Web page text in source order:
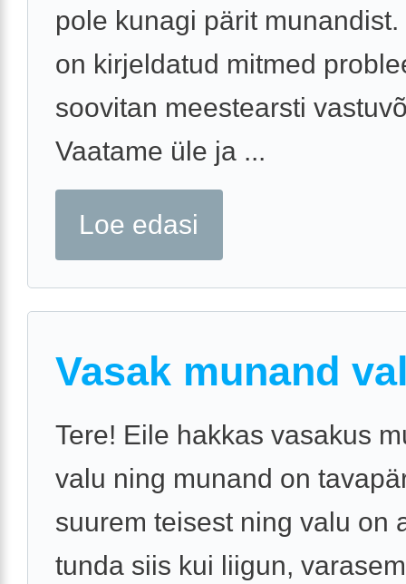
pole kunagi pärit
on kirjeldatud mitmed
soovitan meestearsti
Vaatame üle ja ...
Loe edasi
Vasak munand
Tere! Eile hakkas vasakus
valu ning munand on
suurem teisest ning valu on
tunda siis kui liigun,